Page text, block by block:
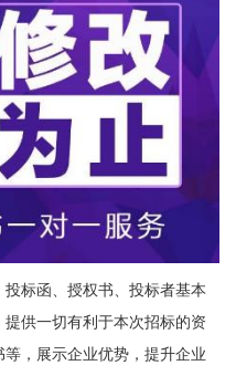
标函、授权书、投标者基本
供一切有利于本次招标的资
，展示企业优势，提升企业